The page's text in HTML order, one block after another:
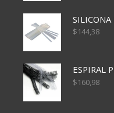
$144,38
$160,98